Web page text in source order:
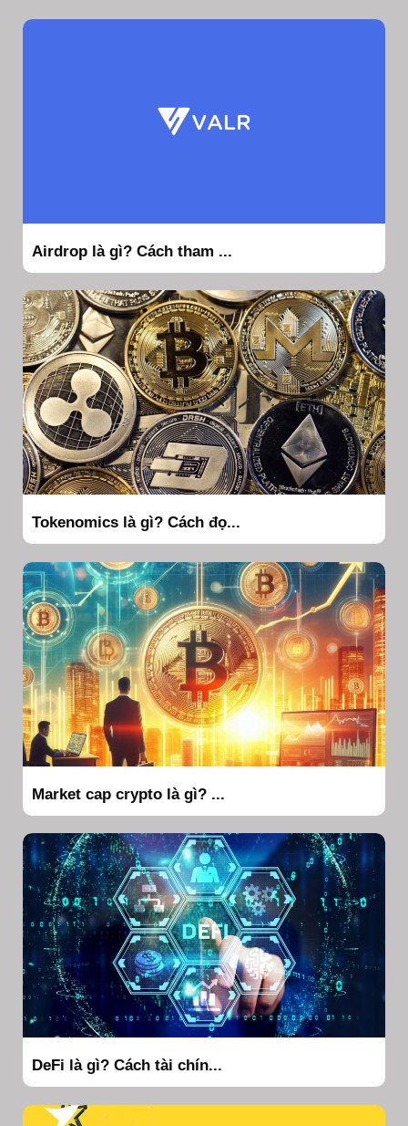
Airdrop là gì? Cách tham ...
Tokenomics là gì? Cách đọ...
Market cap crypto là gì? ...
DeFi là gì? Cách tài chín...